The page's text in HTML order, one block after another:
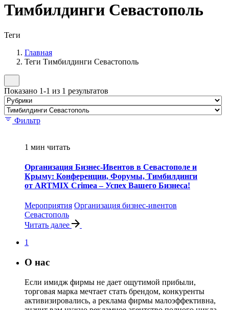
Тимбилдинги Севастополь
Теги
Главная
Теги Тимбилдинги Севастополь
Показано 1-1 из 1 результатов
Фильтр
1 мин читать
Организация Бизнес-Ивентов в Севастополе и
Крыму: Конференции, Форумы, Тимбилдинги
от ARTMIX Crimea – Успех Вашего Бизнеса!
Мероприятия Организация бизнес-ивентов
Севастополь
Читать далее
1
О нас
Если имидж фирмы не дает ощутимой прибыли,
торговая марка мечтает стать брендом, конкуренты
активизировались, а реклама фирмы малоэффективна,